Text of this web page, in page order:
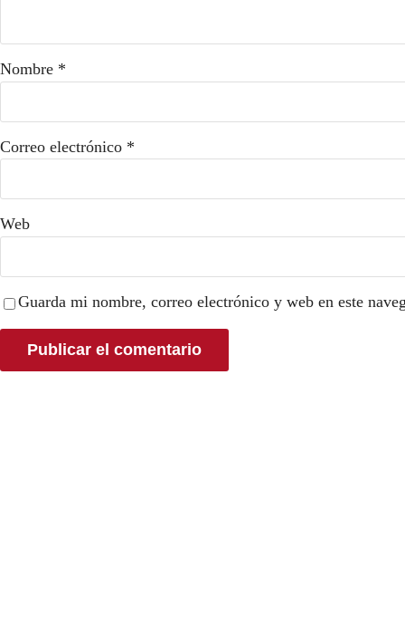
Nombre *
Correo electrónico *
Web
Guarda mi nombre, correo electrónico y web en este